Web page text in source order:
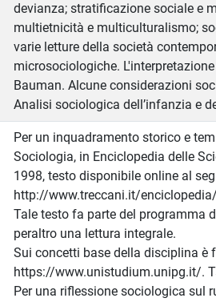
devianza; stratificazione sociale e
multietnicità e multiculturalismo;
varie letture della società
microsociologiche.
Bauman. Alcune considerazioni
Analisi sociologica dell’infanzia e
Per un inquadramento storico e
Sociologia, in Enciclopedia delle
1998, testo disponibile online al
http://www.treccani.it/
Tale testo fa parte del programma
peraltro una lettura integrale.
Sui concetti base della disciplina
https://www.unistudium.unipg.it/.
Per una riflessione sociologica sul